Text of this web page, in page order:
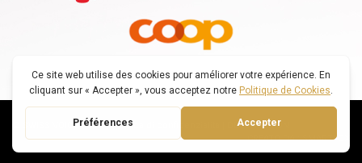
© SWISS VOICE TOUR |Politica di confidenzialità
DECONNEXION
CREATO DA : SMARTFOX